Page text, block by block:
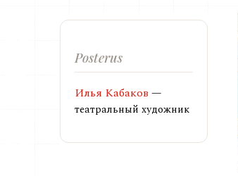
Posterus
Илья Кабаков —
театральный художник